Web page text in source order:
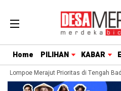
Home PILIHAN KABAR
Lompoe Merajut Prioritas di Tengah